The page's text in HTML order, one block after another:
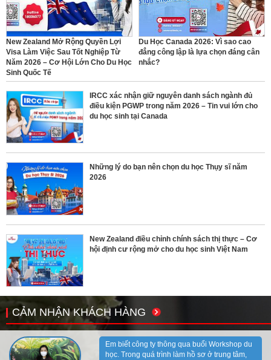
New Zealand Mở Rộng Quyền Lợi
Visa Làm Việc Sau Tốt Nghiệp Từ
Năm 2026 – Cơ Hội Lớn Cho Du Học
Sinh Quốc Tế
Du Học Canada 2026: Vì sao cao
đẳng công lập là lựa chọn đáng cân
nhắc?
IRCC xác nhận giữ nguyên danh sách ngành đủ
điều kiện PGWP trong năm 2026 – Tin vui lớn cho
du học sinh tại Canada
Những lý do bạn nên chọn du học Thụy sĩ năm
2026
New Zealand điều chỉnh chính sách thị thực – Cơ
hội định cư rộng mở cho du học sinh Việt Nam
CẢM NHẬN KHÁCH HÀNG
Em biết công ty thông qua buổi Workshop du
học. Trong quá trình làm hồ sơ ở trung tâm,